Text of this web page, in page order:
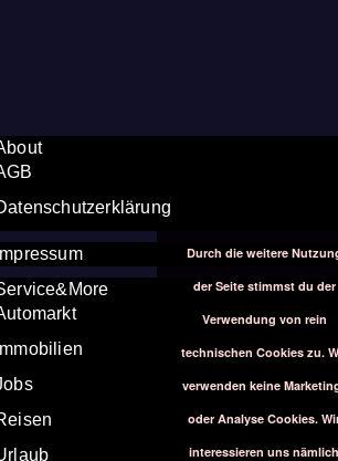
Durch die weitere
der Seite stimmst du der
Verwendung von rein
technischen Cookies zu.
verwenden keine
oder Analyse Cookies.
interessieren uns nämlich